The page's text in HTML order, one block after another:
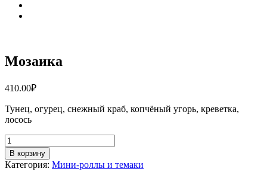
Мозаика
410.00₽
Тунец, огурец, снежный краб, копчёный угорь, креветка,
лосось
Количество
товара
Мозаика
В корзину
Категория: Мини-роллы и темаки